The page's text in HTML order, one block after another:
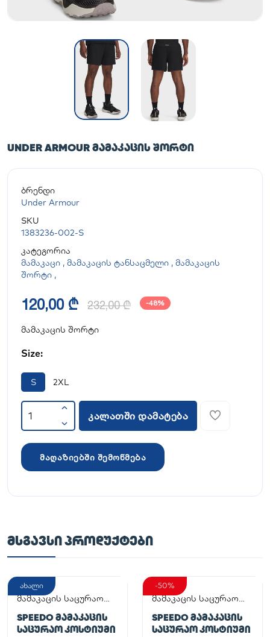
UNDER ARMOUR ᲛᲐᲛᲐᲙᲐᲪᲘᲡ ᲨᲝᲠᲢᲘ
ბრენდი
Under Armour
SKU
1383236-002-S
კატეგორია
მამაკაცი , მამაკაცის ტანსაცმელი , მამაკაცის
შორტი ,
120,00 ₾ 232,00 ₾ -48%
მამაკაცის შორტი
Size:
S 2XL
კალათში დამატება
მაღაზიებში შემოწმება
ᲛᲡᲒᲐᲕᲡᲘ ᲞᲠᲝᲓᲣᲥᲢᲔᲑᲘ
ახალი
მამაკაცის საცურაო
SPEEDO ᲛᲐᲛᲐᲙᲐᲪᲘᲡ
ᲡᲐᲪᲣᲠᲐᲝ ᲙᲝᲡᲢᲘᲣᲛᲘ
-50%
მამაკაცის საცურაო
SPEEDO ᲛᲐᲛᲐᲙᲐᲪᲘᲡ
ᲡᲐᲪᲣᲠᲐᲝ ᲙᲝᲡᲢᲘᲣᲛᲘ